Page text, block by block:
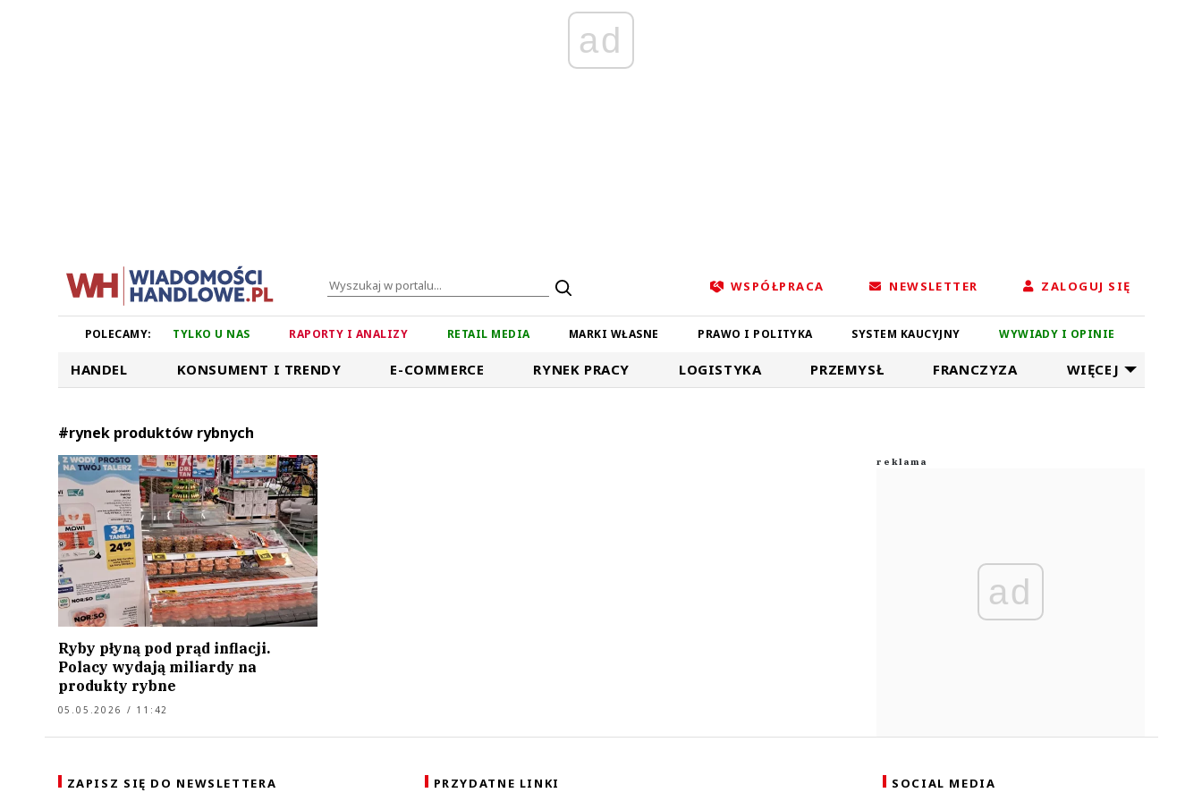
ad
WSPÓŁPRACA NEWSLETTER ZALOGUJ SIĘ
POLECAMY: TYLKO U NAS RAPORTY I ANALIZY RETAIL MEDIA MARKI WŁASNE PRAWO I POLITYKA SYSTEM KAUCYJNY WYWIADY I OPINIE
HANDEL KONSUMENT I TRENDY E-COMMERCE RYNEK PRACY LOGISTYKA PRZEMYSŁ FRANCZYZA WIĘCEJ
#rynek produktów rybnych
Ryby płyną pod prąd inflacji.
Polacy wydają miliardy na
produkty rybne
05.05.2026 / 11:42
ad
ZAPISZ SIĘ DO NEWSLETTERA PRZYDATNE LINKI SOCIAL MEDIA